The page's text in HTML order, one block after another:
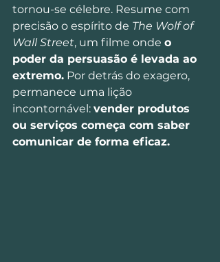
tornou-se célebre. Resume com
precisão o espírito de The Wolf of
Wall Street, um filme onde o
poder da persuasão é levada ao
extremo. Por detrás do exagero,
permanece uma lição
incontornável: vender produtos
ou serviços começa com saber
comunicar de forma eficaz.